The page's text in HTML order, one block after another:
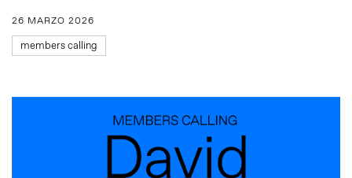
26 MARZO 2026
members calling